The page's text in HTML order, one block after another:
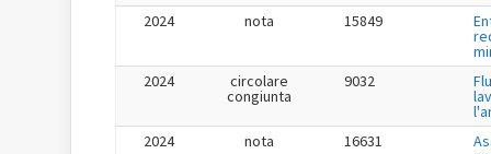
2024
nota 15849
2024
circolare
congiunta
9032
2024
nota 16631